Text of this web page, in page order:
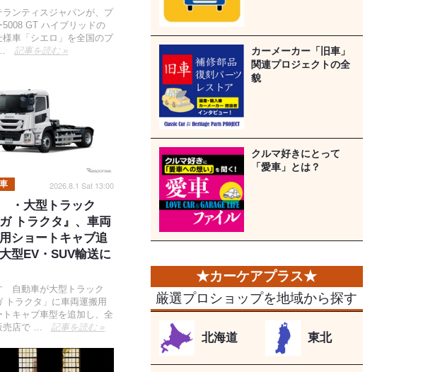
ランティスジャパンが、プ
5008 GT ハイブリッドの
様車「シエロ」を全国のプ
記事を読む »
2026.8.1 Sat 13:00
・大型トラック
ガ トラクタ』、車両
ショートキャブ追
型EV・SUV輸送に
ゞ自動車が大型トラック
トラクタ」に車両運搬用
トキャブ車型を追加し、全
売店で …
記事を読む »
カーメーカー「旧車」
関連プロジェクトの全
貌
クルマ好きにとって
「愛車」とは？
厳選プロショップを地域から探す
北海道 東北